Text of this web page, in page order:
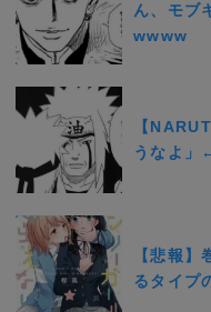
ん、モブ
wwww
【
うなよ
【悲報
るタイプ